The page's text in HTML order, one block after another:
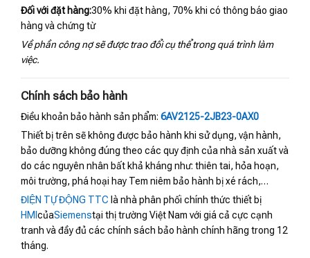
Đối với đặt hàng:30% khi đặt hàng, 70% khi có thông báo giao
hàng và chứng từ
Về phần công nợ sẽ được trao đổi cụ thể trong quá trình làm
việc.
Chính sách bảo hành
Điều khoản bảo hành sản phẩm: 6AV2125-2JB23-0AX0
Thiết bị trên sẽ không được bảo hành khi sử dụng, vận hành,
bảo dưỡng không đúng theo các quy định của nhà sản xuất và
do các nguyên nhân bất khả kháng như: thiên tai, hỏa hoạn,
môi trường, phá hoại hay Tem niêm bảo hành bị xé rách,…
ĐIỆN TỰ ĐỘNG TTC là nhà phân phối chính thức thiết bị
HMI củaSiemenstại thị trường Việt Nam với giá cả cực cạnh
tranh và đầy đủ các chính sách bảo hành chính hãng trong 12
tháng.